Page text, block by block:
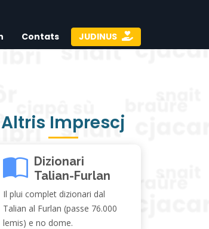
Contats JUDINUS
Altris Imprescj
Dizionari
Talian-Furlan
Il plui complet dizionari dal
Talian al Furlan (passe 76.000
lemis) e no dome.